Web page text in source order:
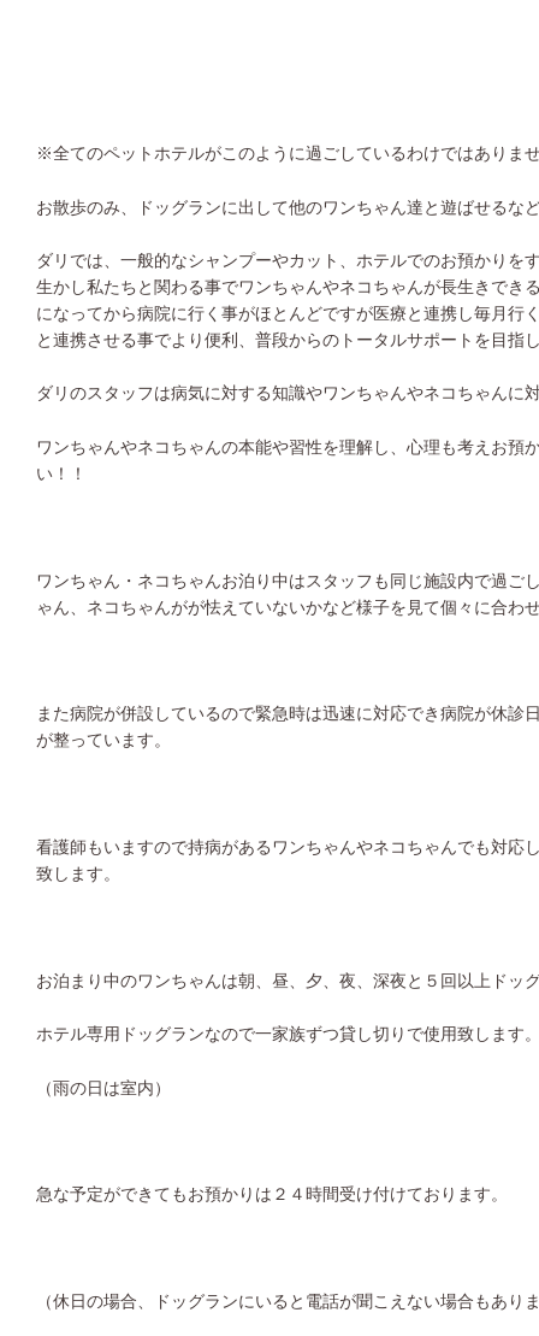
※全てのペットホテルがこのように過ごしているわけではありま
お散歩のみ、ドッグランに出して他のワンちゃん達と遊ばせるな
ダリでは、一般的なシャンプーやカット、ホテルでのお預かりを
生かし私たちと関わる事でワンちゃんやネコちゃんが長生きで
になってから病院に行く事がほとんどですが医療と連携し毎月行
と連携させる事でより便利、普段からのトータルサポートを目指
ダリのスタッフは病気に対する知識やワンちゃんやネコちゃんに
ワンちゃんやネコちゃんの本能や習性を理解し、心理も考えお預
い！！
ワンちゃん・ネコちゃんお泊り中はスタッフも同じ施設内で過ご
ゃん、ネコちゃんがが怯えていないかなど様子を見て個々に合わ
また病院が併設しているので緊急時は迅速に対応でき病院が休診
が整っています。
看護師もいますので持病があるワンちゃんやネコちゃんでも対応
致します。
お泊まり中のワンちゃんは朝、昼、夕、夜、深夜と５回以上ドッ
ホテル専用ドッグランなので一家族ずつ貸し切りで使用致します
（雨の日は室内）
急な予定ができてもお預かりは２４時間受け付けております。
（休日の場合、ドッグランにいると電話が聞こえない場合もあり